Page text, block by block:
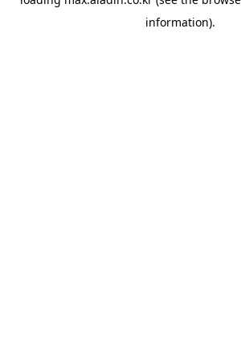
information).